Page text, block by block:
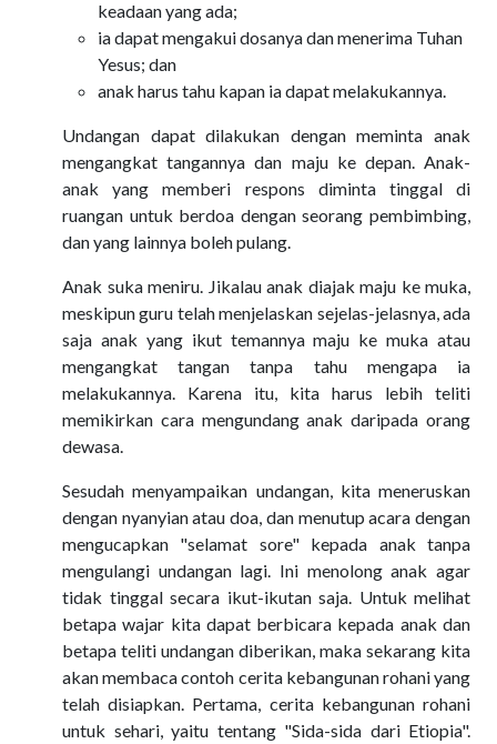
keadaan yang ada;
ia dapat mengakui dosanya dan menerima Tuhan
Yesus; dan
anak harus tahu kapan ia dapat melakukannya.
Undangan dapat dilakukan dengan meminta anak
mengangkat tangannya dan maju ke depan. Anak-
anak yang memberi respons diminta tinggal di
ruangan untuk berdoa dengan seorang pembimbing,
dan yang lainnya boleh pulang.
Anak suka meniru. Jikalau anak diajak maju ke muka,
meskipun guru telah menjelaskan sejelas-jelasnya, ada
saja anak yang ikut temannya maju ke muka atau
mengangkat tangan tanpa tahu mengapa ia
melakukannya. Karena itu, kita harus lebih teliti
memikirkan cara mengundang anak daripada orang
dewasa.
Sesudah menyampaikan undangan, kita meneruskan
dengan nyanyian atau doa, dan menutup acara dengan
mengucapkan "selamat sore" kepada anak tanpa
mengulangi undangan lagi. Ini menolong anak agar
tidak tinggal secara ikut-ikutan saja. Untuk melihat
betapa wajar kita dapat berbicara kepada anak dan
betapa teliti undangan diberikan, maka sekarang kita
akan membaca contoh cerita kebangunan rohani yang
telah disiapkan. Pertama, cerita kebangunan rohani
untuk sehari, yaitu tentang "Sida-sida dari Etiopia".